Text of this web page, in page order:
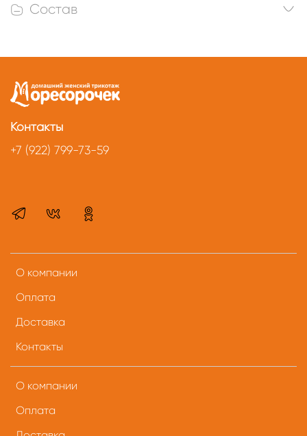
Состав
О компании
Оплата
Доставка
Контакты
О компании
Оплата
Контакты
+7 (922) 799-73-59